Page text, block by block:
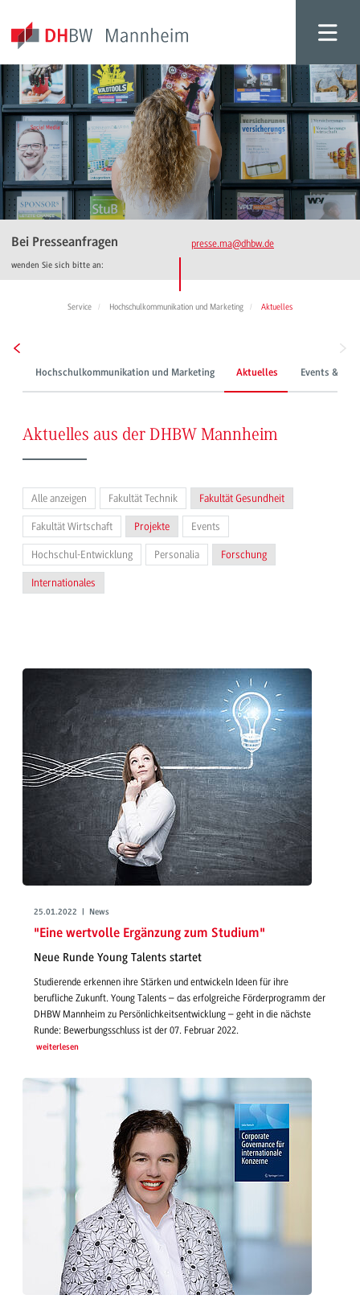
Bei Presseanfragen
wenden Sie sich bitte an:
presse.ma@dhbw.de
Service Hochschulkommunikation und Marketing Aktuelles
Hochschulkommunikation und Marketing Aktuelles Events &
Aktuelles aus der DHBW Mannheim
Alle anzeigen Fakultät Technik Fakultät Gesundheit
Fakultät Wirtschaft Projekte Events
Hochschul-Entwicklung Personalia Forschung
Internationales
25.01.2022 | News
"Eine wertvolle Ergänzung zum Studium"
Neue Runde Young Talents startet
Studierende erkennen ihre Stärken und entwickeln Ideen für ihre
berufliche Zukunft. Young Talents – das erfolgreiche Förderprogramm der
DHBW Mannheim zu Persönlichkeitsentwicklung – geht in die nächste
Runde: Bewerbungsschluss ist der 07. Februar 2022.
weiterlesen